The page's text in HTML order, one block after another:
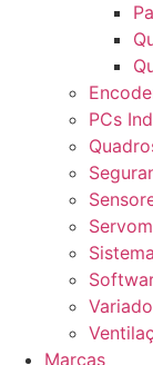
PCs
Marcas